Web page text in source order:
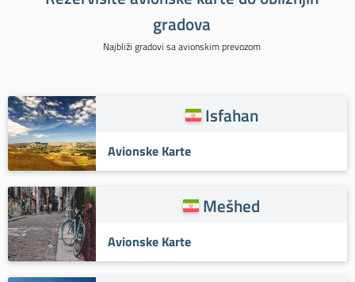
gradova
Najbliži gradovi sa avionskim prevozom
Isfahan
Avionske Karte
Mešhed
Avionske Karte